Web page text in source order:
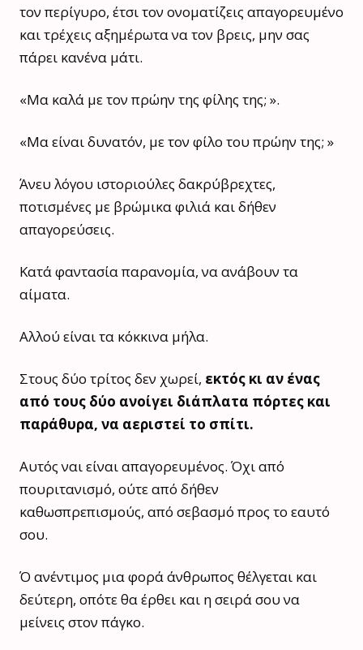
τον περίγυρο, έτσι τον ονοματίζεις απαγορευμένο
και τρέχεις αξημέρωτα να τον βρεις, μην σας
πάρει κανένα μάτι.
«Μα καλά με τον πρώην της φίλης της; ».
«Μα είναι δυνατόν, με τον φίλο του πρώην της; »
Άνευ λόγου ιστοριούλες δακρύβρεχτες,
ποτισμένες με βρώμικα φιλιά και δήθεν
απαγορεύσεις.
Κατά φαντασία παρανομία, να ανάβουν τα
αίματα.
Αλλού είναι τα κόκκινα μήλα.
Στους δύο τρίτος δεν χωρεί, εκτός κι αν ένας
από τους δύο ανοίγει διάπλατα πόρτες και
παράθυρα, να αεριστεί το σπίτι.
Αυτός ναι είναι απαγορευμένος. Όχι από
πουριτανισμό, ούτε από δήθεν
καθωσπρεπισμούς, από σεβασμό προς το εαυτό
σου.
Ό ανέντιμος μια φορά άνθρωπος θέλγεται και
δεύτερη, οπότε θα έρθει και η σειρά σου να
μείνεις στον πάγκο.